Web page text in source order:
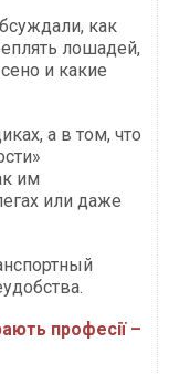
как
лошадей,
и какие
а в том, что
им
или даже
професії –